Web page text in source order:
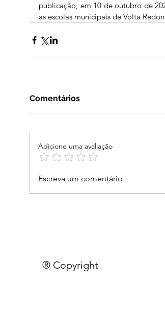
publicação, em 10 de outubro de
as escolas municipais de Volta
Comentários
Adicione uma avaliação
Escreva um comentário
® Copyright